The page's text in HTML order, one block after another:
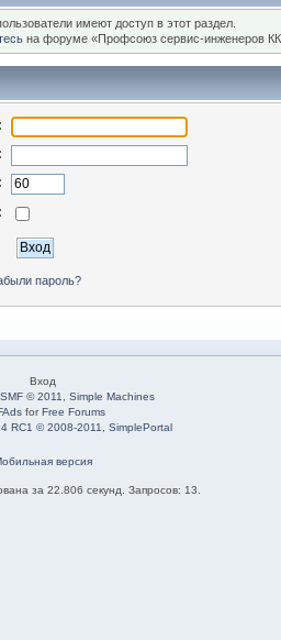
имеют доступ в этот раздел.
на форуме «Профсоюз сервис-инженеров
пароль?
Вход
SMF © 2011 ,Simple Machines
forFree Forums
RC1 © 2008-2011, SimplePortal
версия
за 22.806 секунд. Запросов: 13.